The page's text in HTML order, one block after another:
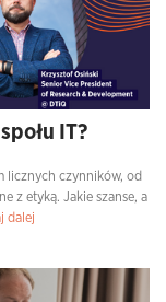
IT?
licznych czynników, od
z etyką. Jakie szanse, a
dalej